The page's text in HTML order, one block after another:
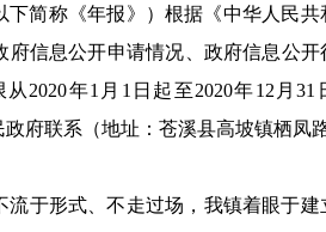
下简称《年报》）根据《中华人民
信息公开申请情况、政府信息公
2020年1月1日起至2020年12月31
府联系（地址：苍溪县高坡镇栖凤
于形式、不走过场，我镇着眼于